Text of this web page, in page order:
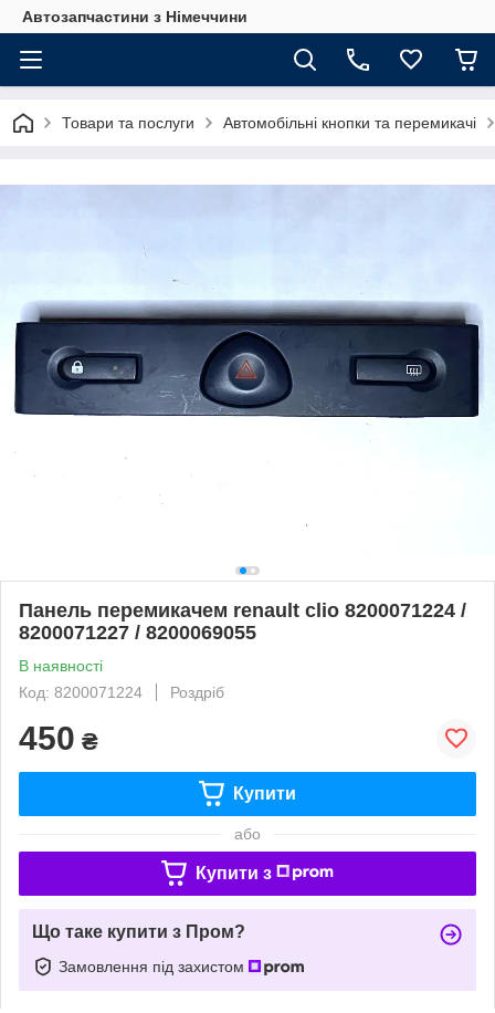
Автозапчастини з Німеччини
Товари та послуги Автомобільні кнопки та перемикачі
Панель перемикачем renault clio 8200071224 /
8200071227 / 8200069055
В наявності
Код: 8200071224
Роздріб
450 ₴
Купити
або
Купити з
Що таке купити з Пром?
Замовлення під захистом